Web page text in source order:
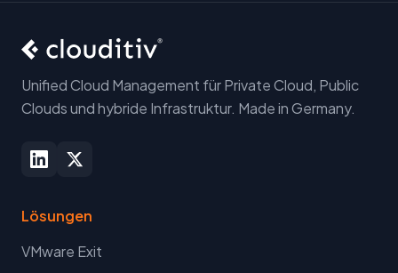
Unified Cloud Management für Private Cloud, Public
Clouds und hybride Infrastruktur. Made in Germany.
Lösungen
VMware Exit